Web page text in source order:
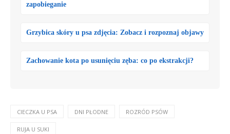
zapobieganie
Grzybica skóry u psa zdjęcia: Zobacz i rozpoznaj objawy
Zachowanie kota po usunięciu zęba: co po ekstrakcji?
CIECZKA U PSA DNI PŁODNE ROZRÓD PSÓW
RUJA U SUKI